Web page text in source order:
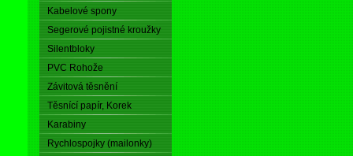
Kabelové spony
Segerové pojistné kroužky
Silentbloky
PVC Rohože
Závitová těsnění
Těsnící papír, Korek
Karabiny
Rychlospojky (mailonky)